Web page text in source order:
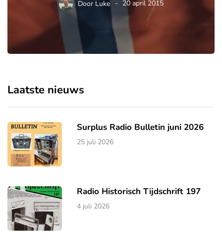
Door Luke 20 april 2015
Laatste nieuws
Surplus Radio Bulletin juni 2026
25 juli 2026
Radio Historisch Tijdschrift 197
4 juli 2026